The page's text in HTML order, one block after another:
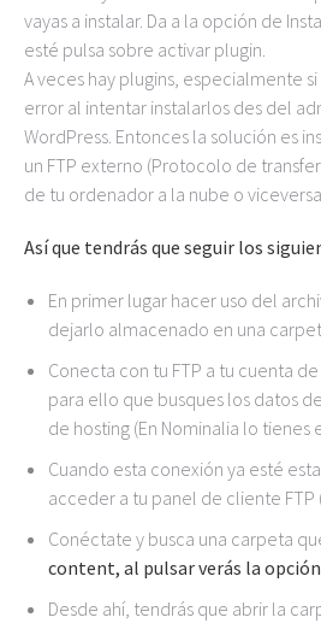
vayas a instalar. Da a la opción de
esté pulsa sobre activar plugin.
A veces hay plugins, especialmente
error al intentar instalarlos des del
WordPress. Entonces la solución es
un FTP externo (Protocolo de
de tu ordenador a la nube o
Así que tendrás que seguir los
En primer lugar hacer uso del
dejarlo almacenado en una
Conecta con tu FTP a tu cuenta
para ello que busques los datos
de hosting (En Nominalia lo tienes
Cuando esta conexión ya esté
acceder a tu panel de cliente FTP
Conéctate y busca una carpeta
content, al pulsar verás la
Desde ahí, tendrás que abrir la